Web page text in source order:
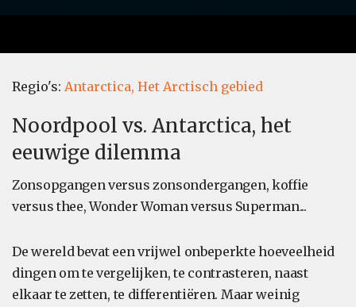
Regio's: Antarctica, Het Arctisch gebied
Noordpool vs. Antarctica, het
eeuwige dilemma
Zonsopgangen versus zonsondergangen, koffie
versus thee, Wonder Woman versus Superman...
De wereld bevat een vrijwel onbeperkte hoeveelheid
dingen om te vergelijken, te contrasteren, naast
elkaar te zetten, te differentiëren. Maar weinig